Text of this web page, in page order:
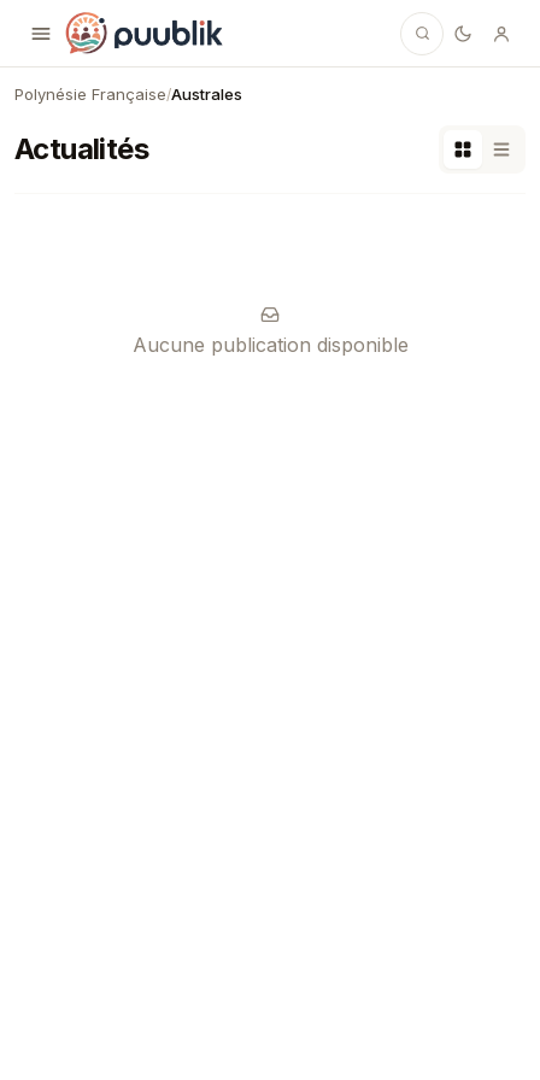
Puublik
Polynésie Française/Australes
Actualités
Aucune publication disponible